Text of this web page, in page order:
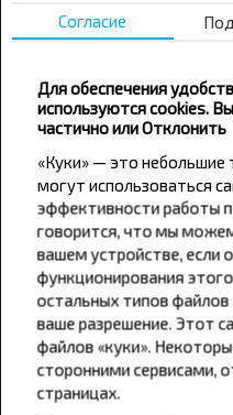
другие интересные
Подпишись на
Популярные
направления
Согласие
Для обеспечения
используются cookies.
частично или Отклонить
«Куки» — это
могут использоваться
эффективности работы
говорится, что мы
вашем устройстве, если
функционирования
остальных типов
ваше разрешение. Этот
файлов «куки».
сторонними сервисами,
страницах.